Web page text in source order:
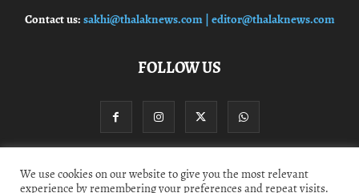
Contact us:sakhi@thalaknews.com | editor@thalaknews.com
FOLLOW US
Privacy Policy Contact Us
We use cookies on our website to give you the most relevant
experience by remembering your preferences and repeat visits.